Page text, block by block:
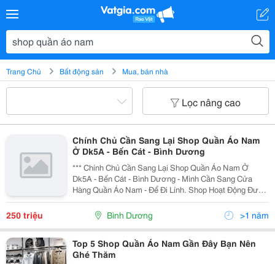
Trang Chủ Bất động sản Mua, bán nhà
Lọc nâng cao
Chính Chủ Cần Sang Lại Shop Quần Áo Nam
Ở Dk5A - Bến Cát - Bình Dương
*** Chính Chủ Cần Sang Lại Shop Quần Áo Nam Ở
Dk5A - Bến Cát - Bình Dương - Mình Cần Sang Cửa
Hàng Quần Áo Nam - Để Đi Lính. Shop Hoạt Động Được
1 Năm 6 Tháng. Đã Có Nguồn Khách Hàng Sẵn. - Shop
Gần Khu Đường Lớn, Dân Cư Đông Đúc, Trường
250 triệu Bình Dương >1 năm
Top 5 Shop Quần Áo Nam Gần Đây Bạn Nên
Ghé Thăm